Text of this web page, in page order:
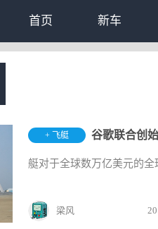
首页 新车
+ 飞艇 谷歌联合创
艇对于全球数万亿美元的
梁风